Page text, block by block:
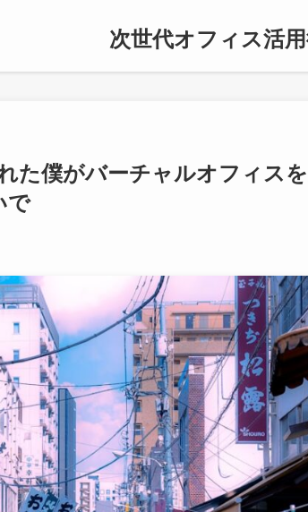
次世代オフィス活
た僕がバーチャルオフィス
で